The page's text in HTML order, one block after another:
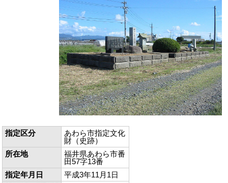
指定区分
あわら市指定文化
財（史跡）
所在地
福井県あわら市番
田57字13番
指定年月日
平成3年11月1日